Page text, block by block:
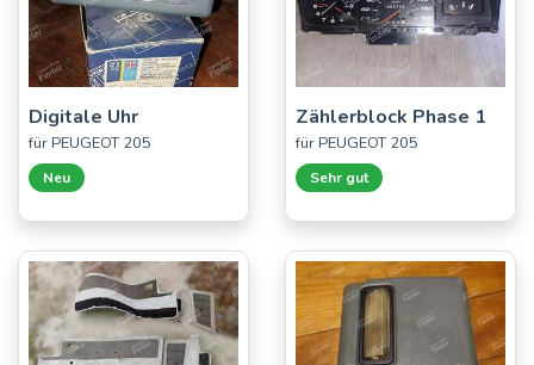
Digitale Uhr
für PEUGEOT 205
Neu
Zählerblock Phase 1
für PEUGEOT 205
Sehr gut